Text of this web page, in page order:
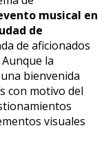
musical en
de
de aficionados
Aunque la
bienvenida
con motivo del
visuales